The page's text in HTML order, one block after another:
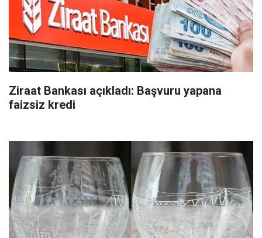
Ziraat Bankası açıkladı: Başvuru yapana
faizsiz kredi